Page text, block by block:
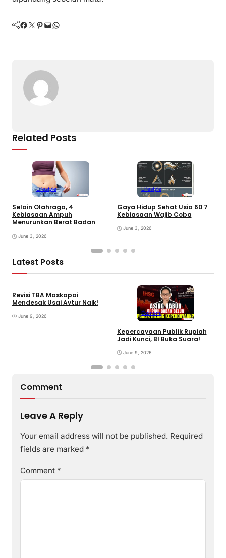
Facebook Twitter Pinterest Mail WhatsApp
Related Posts
Lifestyle
Selain Olahraga, 4
Kebiasaan Ampuh
Menurunkan Berat Badan
June 3, 2026
Lifestyle
Gaya Hidup Sehat Usia 60 7
Kebiasaan Wajib Coba
June 3, 2026
Latest Posts
Revisi TBA Maskapai
Mendesak Usai Avtur Naik!
June 9, 2026
Ekonomi
Kepercayaan Publik Rupiah
Jadi Kunci, BI Buka Suara!
June 9, 2026
Comment
Leave A Reply
Your email address will not be published. Required
fields are marked *
Comment *